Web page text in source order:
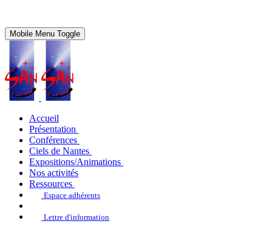
Mobile Menu Toggle
Accueil
Présentation
Conférences
Ciels de Nantes
Expositions/Animations
Nos activités
Ressources
Espace adhérents
Lettre d'information